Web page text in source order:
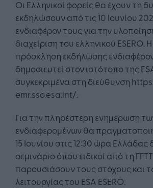
Οι Ελληνικοί φορείς θα έχουν τη
εκδηλώσουν από τις 10 Ιουνίου
ενδιαφέρον τους για την
διαχείριση του ελληνικού ESERO.
πρόσκληση εκδήλωσης
δημοσιευτεί στον ιστότοπο της
συγκεκριμένα στη διεύθυνση
emr.sso.esa.int/.
Για την πληρέστερη ενημέρωση
ενδιαφερομένων θα
15 Ιουνίου στις 12:30 ώρα Ελλάδας
σεμινάριο όπου ειδικοί από τη
παρουσιάσουν τους στόχους και
λειτουργίας του ESA ESERO.